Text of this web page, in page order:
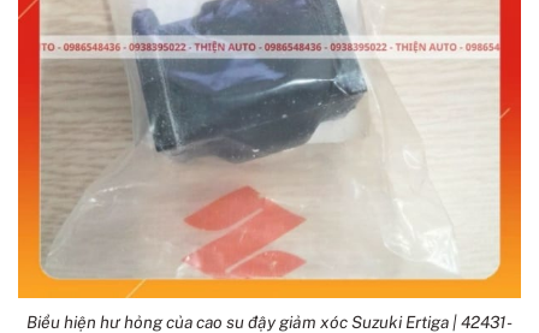
Biểu hiện hư hỏng của cao su đậy giảm xóc Suzuki Ertiga | 42431-